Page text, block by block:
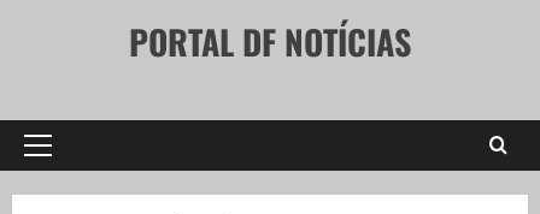
PORTAL DF NOTÍCIAS
Primary